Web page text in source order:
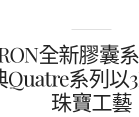
全新膠囊
系列以
珠寶工藝